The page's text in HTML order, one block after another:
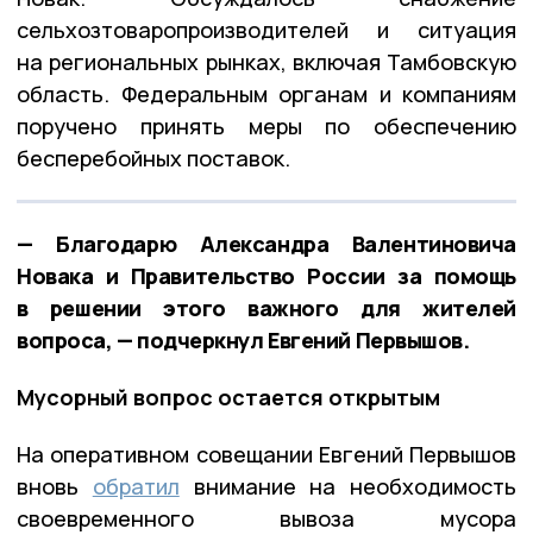
сельхозтоваропроизводителей и ситуация
на региональных рынках, включая Тамбовскую
область. Федеральным органам и компаниям
поручено принять меры по обеспечению
бесперебойных поставок.
— Благодарю Александра Валентиновича
Новака и Правительство России за помощь
в решении этого важного для жителей
вопроса, — подчеркнул Евгений Первышов.
Мусорный вопрос остается открытым
На оперативном совещании Евгений Первышов
вновь обратил внимание на необходимость
своевременного вывоза мусора